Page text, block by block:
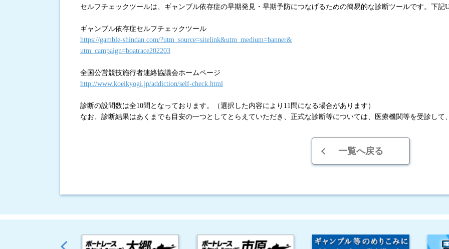
セルフチェックツールは、ギャンブル依存症の早期発見・早期予防につなげるための簡易的な診断ツールです。下記
ギャンブル依存症セルフチェックツール
https://gamble-shindan.com/?utm_source=sitelink&utm_medium=banner&
utm_campaign=boatrace202203
全国公営競技施行者連絡協議会ホームページ
http://www.koeikyogi.jp/addiction/self-check.html
診断の設問数は全10問となっております。（選択した内容により11問になる場合があります）
なお、診断結果はあくまでも目安の一つとしてとらえていただき、正式な診断等については、医療機関等を受診して
一覧へ戻る